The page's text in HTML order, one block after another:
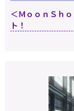
＜ＭｏｏｎＳｈ
ト！